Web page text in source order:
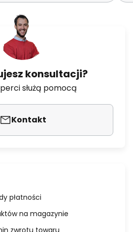
konsultacji?
służą pomocą
Kontakt
płatności
na magazynie
zwrotu towaru